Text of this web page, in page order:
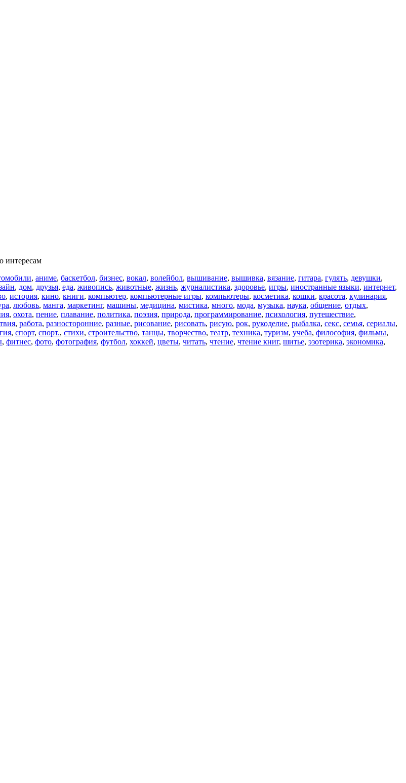
интересам
, аниме, баскетбол, бизнес, вокал, волейбол, вышивание, вышивка, вязание, гитара, гулять, девушки,
, дом, друзья, еда, живопись, животные, жизнь, журналистика, здоровье, игры, иностранные языки, интернет,
, история, кино, книги, компьютер, компьютерные игры, компьютеры, косметика, кошки, красота, кулинария,
, любовь, манга, маркетинг, машины, медицина, мистика, много, мода, музыка, наука, общение, отдых,
, охота, пение, плавание, политика, поэзия, природа, программирование, психология, путешествие,
, работа, разносторонние, разные, рисование, рисовать, рисую, рок, рукоделие, рыбалка, секс, семья, сериалы,
, спорт, спорт., стихи, строительство, танцы, творчество, театр, техника, туризм, учеба, философия, фильмы,
, фитнес, фото, фотография, футбол, хоккей, цветы, читать, чтение, чтение книг, шитье, эзотерика, экономика,